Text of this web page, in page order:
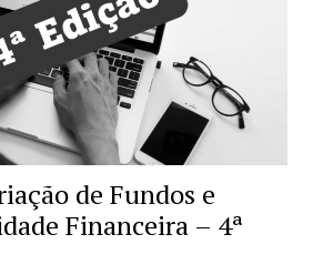
de Fundos e
Financeira – 4ª